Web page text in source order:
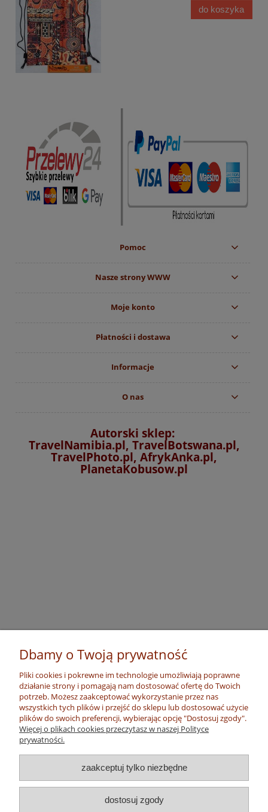
do koszyka
Pomoc
Nasze strony WWW
Moje konto
Płatności i dostawa
Informacje
O nas
Autorski sklep:
TravelNamibia.pl, TravelBotswana.pl,
TravelPhoto.pl, AfrykAnka.pl,
PlanetaKobusow.pl
Dbamy o Twoją prywatność
Pliki cookies i pokrewne im technologie umożliwiają poprawne
działanie strony i pomagają nam dostosować ofertę do Twoich
potrzeb. Możesz zaakceptować wykorzystanie przez nas
wszystkich tych plików i przejść do sklepu lub dostosować użycie
plików do swoich preferencji, wybierając opcję "Dostosuj zgody".
Więcej o plikach cookies przeczytasz w naszej Polityce
prywatności.
zaakceptuj tylko niezbędne
dostosuj zgody